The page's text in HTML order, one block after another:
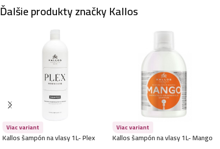
Kallos kjmn farba 100ml- 9.00 – Silno svetlý blond
Kallos kjmn farba 100ml- 77.44L – Intenzívne
stredne medená
3,99
Ďalšie produkty značky Kallos
Viac variant
Kallos šampón na vlasy 1L- Plex
Viac variant
Kallos šampón na vlasy 1L- Mango